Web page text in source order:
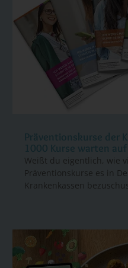
Präventionskurse der
1000 Kurse warten
Weißt du eigentlich, wie
Präventionskurse es in
Krankenkassen